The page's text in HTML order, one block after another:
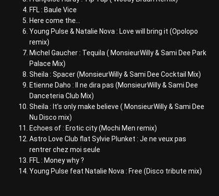
FFL : Baule Vice
Here come the…
Young Pulse & Natalie Nova : Love will bring it (Opolopo
remix)
Michel Gaucher : Tequila ( MonsieurWilly & Sami Dee Park
Palace Mix)
Sheila : Spacer (MonsieurWilly & Sami Dee Cocktail Mix)
Etienne Daho : Il ne dira pas (MonsieurWilly & Sami Dee
Danceteria Club Mix)
Sheila : It’s only make believe ( MonsieurWilly & Sami Dee
Nu Disco mix)
Echoes of : Erotic city (Mochi Men remix)
Astro Love Club flat Sylvie Plunket : Je ne veux pas
rentrer chez moi seule
FFL : Money why ?
Young Pulse feat Natalie Nova : Free (Disco tribute mix)